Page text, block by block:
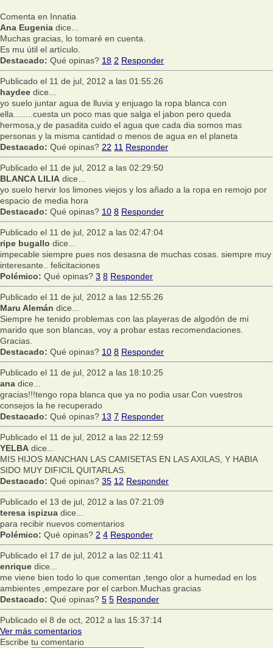
Comenta en Innatia
Ana Eugenia dice...
Muchas gracias, lo tomaré en cuenta.
Es mu útil el artículo.
Destacado: Qué opinas? 18 2 Responder
Publicado el 11 de jul, 2012 a las 01:55:26
haydee dice...
yo suelo juntar agua de lluvia y enjuago la ropa blanca con
ella........cuesta un poco mas que salga el jabon pero queda
hermosa,y de pasadita cuido el agua que cada dia somos mas
personas y la misma cantidad o menos de agua en el planeta
Destacado: Qué opinas? 22 11 Responder
Publicado el 11 de jul, 2012 a las 02:29:50
BLANCA LILIA dice...
yo suelo hervir los limones viejos y los añado a la ropa en remojo por
espacio de media hora
Destacado: Qué opinas? 10 8 Responder
Publicado el 11 de jul, 2012 a las 02:47:04
ripe bugallo dice...
impecable siempre pues nos desasna de muchas cosas. siempre muy
interesante.. felicitaciones
Polémico: Qué opinas? 3 8 Responder
Publicado el 11 de jul, 2012 a las 12:55:26
Maru Alemán dice...
Siempre he tenido problemas con las playeras de algodón de mi
marido que son blancas, voy a probar estas recomendaciones.
Gracias.
Destacado: Qué opinas? 10 8 Responder
Publicado el 11 de jul, 2012 a las 18:10:25
ana dice...
gracias!!!tengo ropa blanca que ya no podia usar.Con vuestros
consejos la he recuperado
Destacado: Qué opinas? 13 7 Responder
Publicado el 11 de jul, 2012 a las 22:12:59
YELBA dice...
MIS HIJOS MANCHAN LAS CAMISETAS EN LAS AXILAS, Y HABIA
SIDO MUY DIFICIL QUITARLAS.
Destacado: Qué opinas? 35 12 Responder
Publicado el 13 de jul, 2012 a las 07:21:09
teresa ispizua dice...
para recibir nuevos comentarios
Polémico: Qué opinas? 2 4 Responder
Publicado el 17 de jul, 2012 a las 02:11:41
enrique dice...
me viene bien todo lo que comentan ,tengo olor a humedad en los
ambientes ,empezare por el carbon.Muchas gracias
Destacado: Qué opinas? 5 5 Responder
Publicado el 8 de oct, 2012 a las 15:37:14
Ver más comentarios
Escribe tu comentario